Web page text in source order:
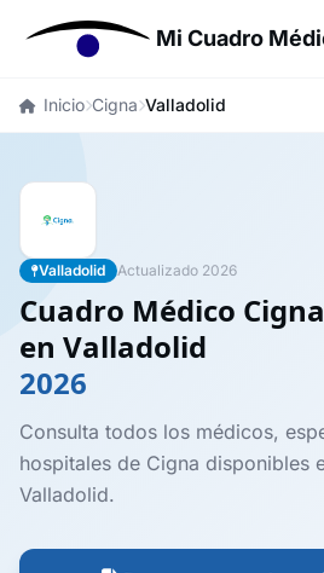
Mi Cuadro
Inicio Cigna Valladolid
Valladolid Actualizado 2026
Cuadro Médico Cigna
en Valladolid
2026
Consulta todos los médicos,
hospitales de Cigna disponibles
Valladolid.